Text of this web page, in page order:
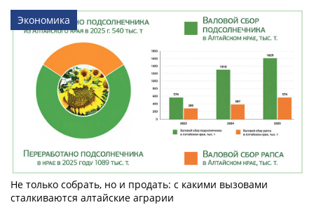
Экономика
Не только собрать, но и продать: с какими вызовами
сталкиваются алтайские аграрии